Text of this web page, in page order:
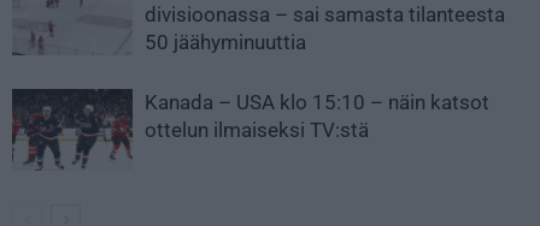
divisioonassa – sai samasta tilanteesta
50 jäähyminuuttia
Kanada – USA klo 15:10 – näin katsot
ottelun ilmaiseksi TV:stä